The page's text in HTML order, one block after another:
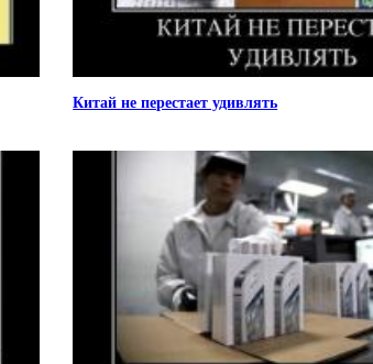
Китай не перестает удивлять